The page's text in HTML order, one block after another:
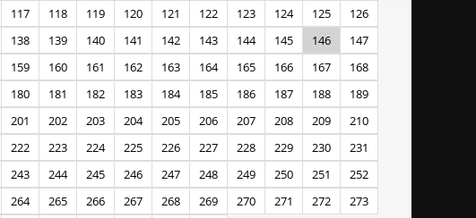
117 118 119 120 121 122 123 124 125
126
138 139 140 141 142 143 144 145 146
147
159 160 161 162 163 164 165 166 167
168
180 181 182 183 184 185 186 187 188
189
201 202 203 204 205 206 207 208 209
210
222 223 224 225 226 227 228 229 230
231
243 244 245 246 247 248 249 250 251
252
264 265 266 267 268 269 270 271 272
273